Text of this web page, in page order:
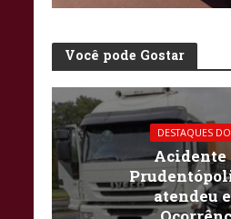
Você pode Gostar
DESTAQUES
Acidente
atendeu